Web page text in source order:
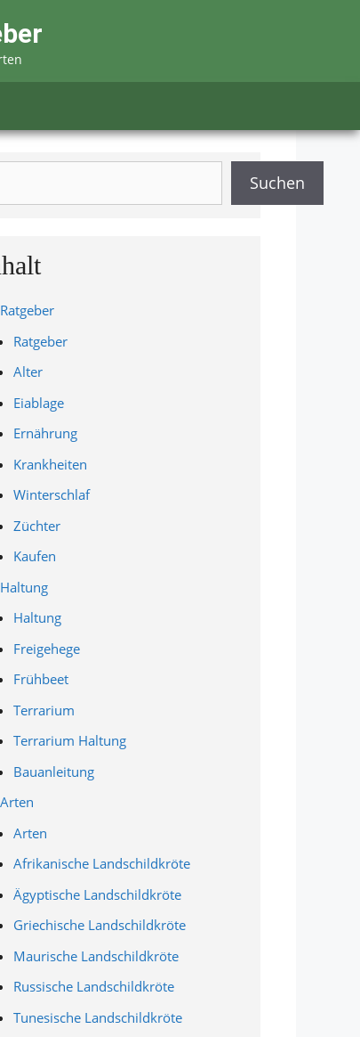
Suchen
Ratgeber
Ratgeber
Alter
Eiablage
Ernährung
Krankheiten
Winterschlaf
Züchter
Kaufen
Haltung
Haltung
Freigehege
Frühbeet
Terrarium
Terrarium Haltung
Bauanleitung
Arten
Arten
Afrikanische Landschildkröte
Ägyptische Landschildkröte
Griechische Landschildkröte
Maurische Landschildkröte
Russische Landschildkröte
Tunesische Landschildkröte